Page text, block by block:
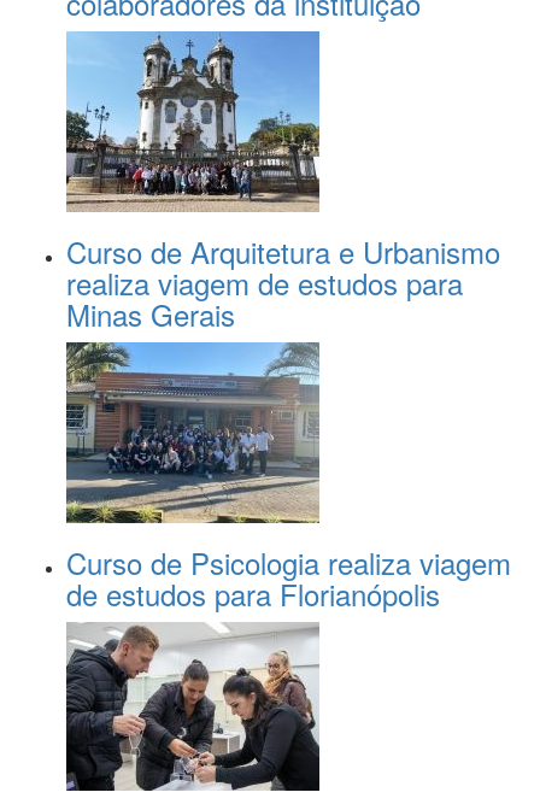
Curso de Arquitetura e Urbanismo
realiza viagem de estudos para
Minas Gerais
Curso de Psicologia realiza viagem
de estudos para Florianópolis